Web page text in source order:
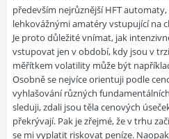
především nejrůznější HFT
lehkovážnými amatéry vstupující na
Je proto důležité vnímat, jak
vstupovat jen v období, kdy jsou v
měřítkem volatility může být
Osobně se nejvíce orientuji podle
vyhlašování různých
sleduji, zdali jsou těla cenových
překrývají. Pak je zřejmé, že v trhu
se mi vyplatit riskovat peníze.